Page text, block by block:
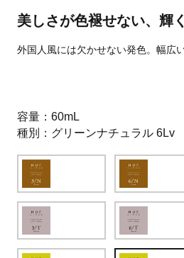
美しさが色褪せない、輝
外国人風には欠かせない発色。幅広
容量
60mL
種別
グリーンナチュラル 6Lv